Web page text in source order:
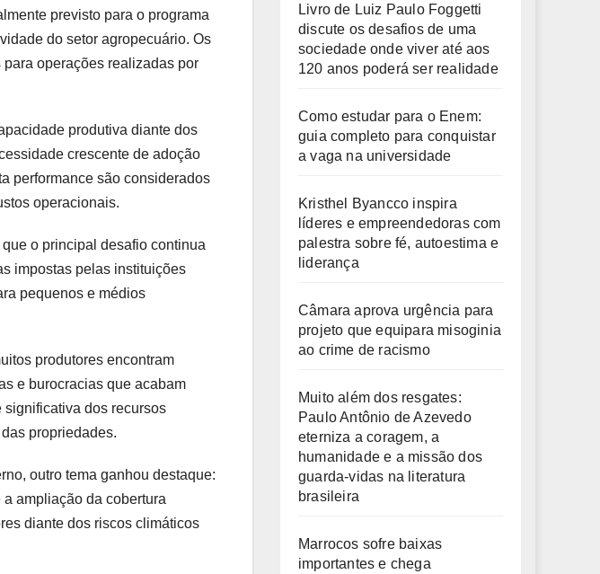
previsto para o programa
do setor agropecuário. Os
operações realizadas por
produtiva diante dos
crescente de adoção
performance são considerados
operacionais.
o principal desafio continua
impostas pelas instituições
pequenos e médios
produtores encontram
e burocracias que acabam
significativa dos recursos
propriedades.
outro tema ganhou destaque:
ampliação da cobertura
diante dos riscos climáticos
Livro de Luiz Paulo Foggetti
discute os desafios de uma
sociedade onde viver até aos
120 anos poderá ser realidade
Como estudar para o Enem:
guia completo para conquistar
a vaga na universidade
Kristhel Byancco inspira
líderes e empreendedoras com
palestra sobre fé, autoestima e
liderança
Câmara aprova urgência para
projeto que equipara misoginia
ao crime de racismo
Muito além dos resgates:
Paulo Antônio de Azevedo
eterniza a coragem, a
humanidade e a missão dos
guarda-vidas na literatura
brasileira
Marrocos sofre baixas
importantes e chega